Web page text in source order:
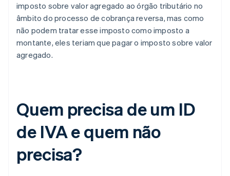
imposto sobre valor agregado ao órgão tributário no
âmbito do processo de cobrança reversa, mas como
não podem tratar esse imposto como imposto a
montante, eles teriam que pagar o imposto sobre valor
agregado.
Quem precisa de um ID
de IVA e quem não
precisa?